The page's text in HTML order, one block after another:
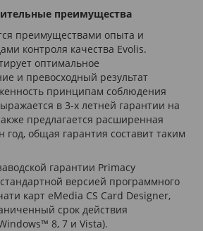
преимущества
преимуществами опыта и
контроля качества Evolis.
оптимальное
и превосходный результат
принципам соблюдения
в 3-х летней гарантии на
предлагается расширенная
год, общая гарантия составит таким
гарантии Primacy
версией программного
карт eMedia CS Card Designer,
срок действия
8, 7 и Vista).